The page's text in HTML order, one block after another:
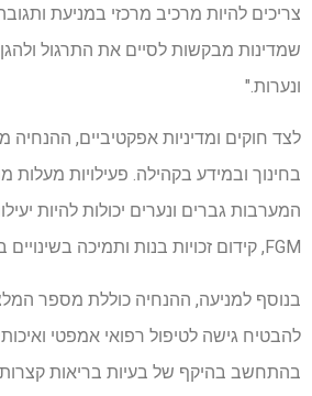
שמדינות מבקשות לסיים את התרגול
ונערות."
לצד חוקים ומדיניות אפקטיביים,
בחינוך ובמידע בקהילה. פעילויות מעלות
המערבות גברים ונערים יכולות להיות
FGM, קידום זכויות בנות ותמיכה בשינויים בגישת.
בנוסף למניעה, ההנחיה כוללת מספר
בהתחשב בהיקף של בעיות בריאות קצרות